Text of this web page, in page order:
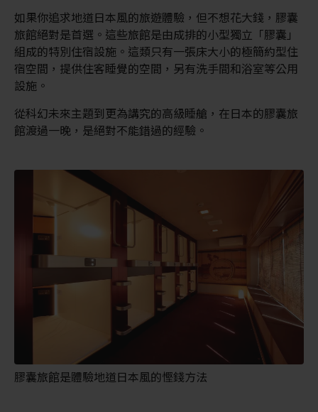
如果你追求地道日本風的旅遊體驗，但不想花大錢，膠囊
旅館絕對是首選。這些旅館是由成排的小型獨立「膠囊」
組成的特別住宿設施。這類只有一張床大小的極簡約型住
宿空間，提供住客睡覺的空間，另有洗手間和浴室等公用
設施。
從科幻未來主題到更為講究的高級睡艙，在日本的膠囊旅
館渡過一晚，是絕對不能錯過的經驗。
膠囊旅館是體驗地道日本風的慳錢方法